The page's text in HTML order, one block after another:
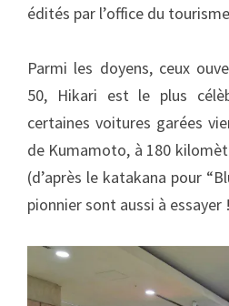
édités par l’office du
Parmi les doyens, ceux
50, Hikari est le plus
certaines voitures garées
de Kumamoto, à 180
(d’après le katakana pour
pionnier sont aussi à essayer !